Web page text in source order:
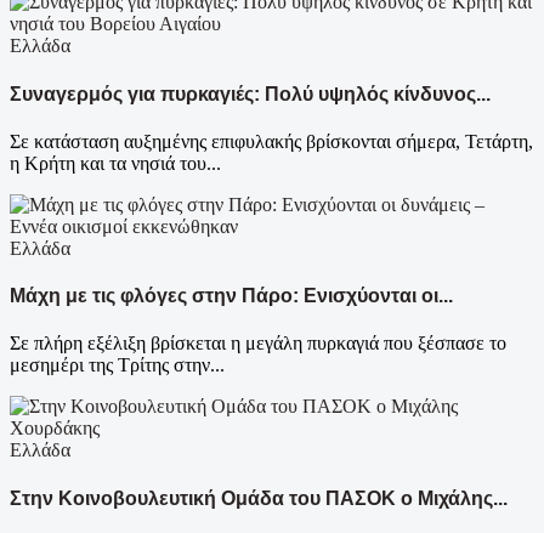
Ελλάδα
Συναγερμός για πυρκαγιές: Πολύ υψηλός κίνδυνος...
Σε κατάσταση αυξημένης επιφυλακής βρίσκονται σήμερα, Τετάρτη,
η Κρήτη και τα νησιά του...
Ελλάδα
Μάχη με τις φλόγες στην Πάρο: Ενισχύονται οι...
Σε πλήρη εξέλιξη βρίσκεται η μεγάλη πυρκαγιά που ξέσπασε το
μεσημέρι της Τρίτης στην...
Ελλάδα
Στην Κοινοβουλευτική Ομάδα του ΠΑΣΟΚ ο Μιχάλης...